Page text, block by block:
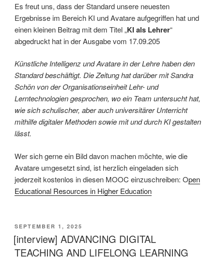
Es freut uns, dass der Standard unsere neuesten
Ergebnisse im Bereich KI und Avatare aufgegriffen hat und
einen kleinen Beitrag mit dem Titel „KI als Lehrer“
abgedruckt hat in der Ausgabe vom 17.09.205
Künstliche Intelligenz und Avatare in der Lehre haben den
Standard beschäftigt. Die Zeitung hat darüber mit Sandra
Schön von der Organisationseinheit Lehr- und
Lerntechnologien gesprochen, wo ein Team untersucht hat,
wie sich schulischer, aber auch universitärer Unterricht
mithilfe digitaler Methoden sowie mit und durch KI gestalten
lässt.
Wer sich gerne ein Bild davon machen möchte, wie die
Avatare umgesetzt sind, ist herzlich eingeladen sich
jederzeit kostenlos in diesen MOOC einzuschreiben: Open
Educational Resources in Higher Education
VERÖFFENTLICHT
AM
SEPTEMBER 1, 2025
[interview] ADVANCING DIGITAL
TEACHING AND LIFELONG LEARNING